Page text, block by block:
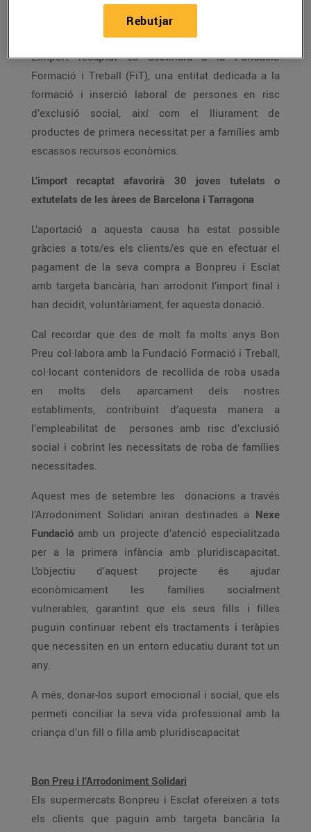
Formació i Treball a través de l’Arrodoniment Solidari
L’import recaptat es destinarà a la Fundació
Formació i Treball (FiT), una entitat dedicada a la
formació i inserció laboral de persones en risc
d’exclusió social, així com el lliurament de
productes de primera necessitat per a famílies amb
escassos recursos econòmics.
L’import recaptat afavorirà 30 joves tutelats o
extutelats de les àrees de Barcelona i Tarragona
L’aportació a aquesta causa ha estat possible
gràcies a tots/es els clients/es que en efectuar el
pagament de la seva compra a Bonpreu i Esclat
amb targeta bancària, han arrodonit l’import final i
han decidit, voluntàriament, fer aquesta donació.
Cal recordar que des de molt fa molts anys Bon
Preu col·labora amb la Fundació Formació i Treball,
col·locant contenidors de recollida de roba usada
en molts dels aparcament dels nostres
establiments, contribuint d’aquesta manera a
l’empleabilitat de persones amb risc d’exclusió
social i cobrint les necessitats de roba de famílies
necessitades.
Aquest mes de setembre les donacions a través
l’Arrodoniment Solidari aniran destinades a Nexe
Fundació amb un projecte d’atenció especialitzada
per a la primera infància amb pluridiscapacitat.
L’objectiu d’aquest projecte és ajudar
econòmicament les famílies socialment
vulnerables, garantint que els seus fills i filles
puguin continuar rebent els tractaments i teràpies
que necessiten en un entorn educatiu durant tot un
any.
A més, donar-los suport emocional i social, que els
permeti conciliar la seva vida professional amb la
criança d’un fill o filla amb pluridiscapacitat
Bon Preu i l’Arrodoniment Solidari
Els supermercats Bonpreu i Esclat ofereixen a tots
els clients que paguin amb targeta bancària la
Rebutjar